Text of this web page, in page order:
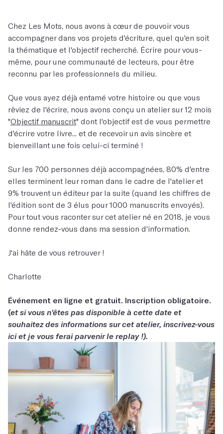
Chez Les Mots, nous avons à cœur de pouvoir vous
accompagner dans vos projets d'écriture, quel qu'en soit
la thématique et l'objectif recherché. Écrire pour vous-
même, pour une communauté de lecteurs, pour être
reconnu par les professionnels du milieu.
Que vous ayez déjà entamé votre histoire ou que vous
rêviez de l'écrire, nous avons conçu un atelier sur 12 mois
"Objectif manuscrit" dont l'objectif est de vous permettre
d'écrire votre livre... et de recevoir un avis sincère et
bienveillant une fois celui-ci terminé !
Sur les 700 personnes déjà accompagnées, 80% d'entre
elles terminent leur roman dans le cadre de l'atelier et
9% trouvent un éditeur par la suite (quand les chiffres de
l'édition sont de 3 élus pour 1000 manuscrits envoyés).
Pour tout vous raconter sur cet atelier né en 2018, je vous
donne rendez-vous dans ma session d'information.
J'ai hâte de vous retrouver !
Charlotte
Événement en ligne et gratuit. Inscription obligatoire.
(et si vous n'êtes pas disponible à cette date et
souhaitez des informations sur cet atelier, inscrivez-vous
ici et je vous ferai parvenir le replay !).